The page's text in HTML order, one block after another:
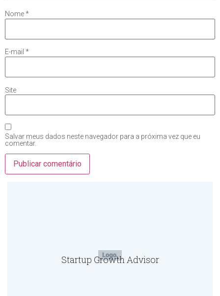
Nome*
E-mail *
Site
Salvar meus dados neste navegador para a próxima vez que eu
comentar.
Startup Growth Advisor